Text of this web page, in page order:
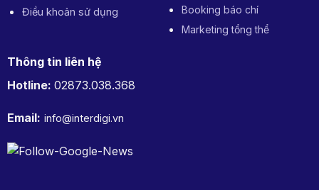
Điều khoản sử dụng
Booking báo chí
Marketing tổng thể
Thông tin liên hệ
Hotline: 02873.038.368
Email: info@interdigi.vn